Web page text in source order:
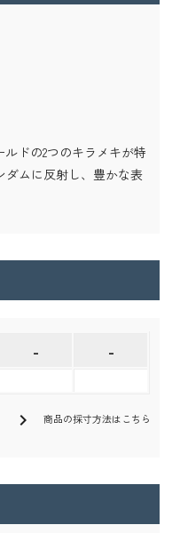
ドの2つのキラメキが特
ダムに反射し、豊かな表
-
-
chevron_right
商品の採寸方法はこちら